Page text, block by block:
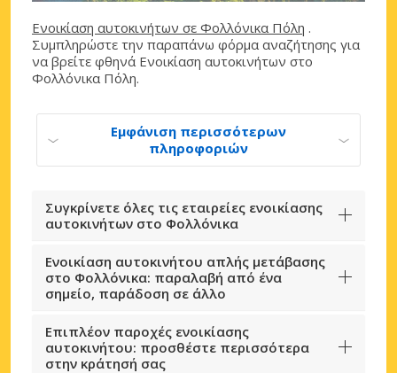
Ενοικίαση αυτοκινήτων σε Φολλόνικα Πόλη .
Συμπληρώστε την παραπάνω φόρμα αναζήτησης για
να βρείτε φθηνά Ενοικίαση αυτοκινήτων στο
Φολλόνικα Πόλη.
Εμφάνιση περισσότερων
πληροφοριών
Συγκρίνετε όλες τις εταιρείες ενοικίασης
αυτοκινήτων στο Φολλόνικα
Ενοικίαση αυτοκινήτου απλής μετάβασης
στο Φολλόνικα: παραλαβή από ένα
σημείο, παράδοση σε άλλο
Επιπλέον παροχές ενοικίασης
αυτοκινήτου: προσθέστε περισσότερα
στην κράτησή σας